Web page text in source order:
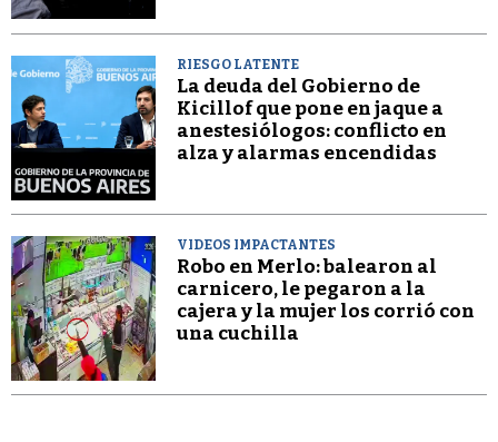
RIESGO LATENTE
La deuda del Gobierno de
Kicillof que pone en jaque a
anestesiólogos: conflicto en
alza y alarmas encendidas
VIDEOS IMPACTANTES
Robo en Merlo: balearon al
carnicero, le pegaron a la
cajera y la mujer los corrió con
una cuchilla